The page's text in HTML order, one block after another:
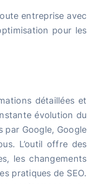
entreprise avec
pour les
détaillées et
évolution du
par Google, Google
L’outil offre des
les changements
pratiques de SEO.